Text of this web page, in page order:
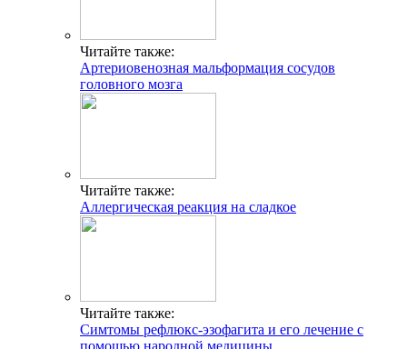
Читайте также:
Артериовенозная мальформация сосудов
головного мозга
Читайте также:
Аллергическая реакция на сладкое
Читайте также:
Симтомы рефлюкс-эзофагита и его лечение с
помощью народной медицины